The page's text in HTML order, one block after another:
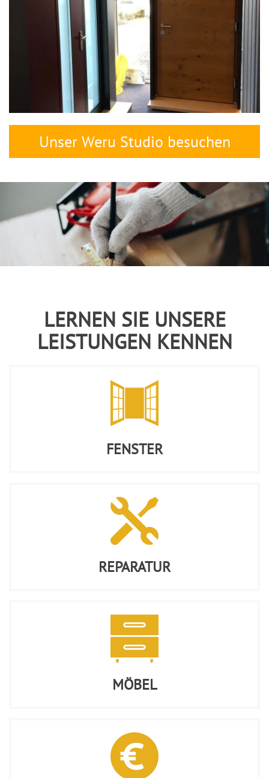
Unser Weru Studio besuchen
LERNEN SIE UNSERE
LEISTUNGEN KENNEN
FENSTER
REPARATUR
MÖBEL